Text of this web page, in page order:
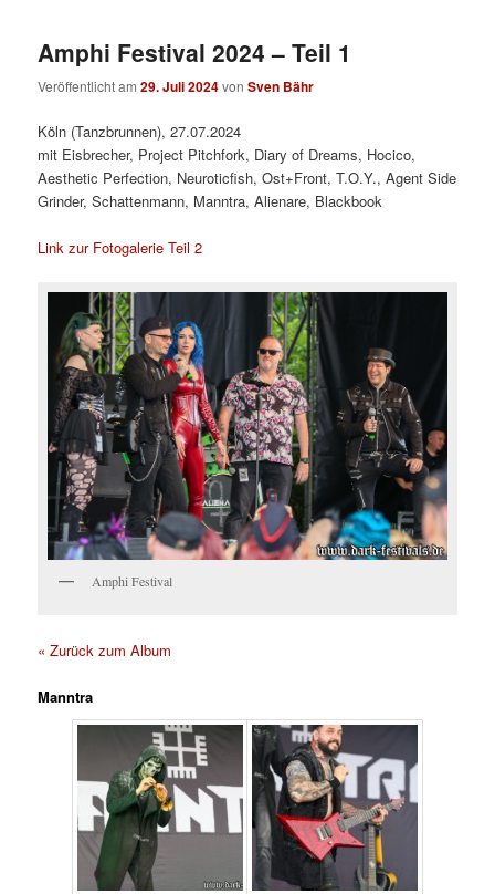
Amphi Festival 2024 – Teil 1
Veröffentlicht am29. Juli 2024vonSven Bähr
Köln (Tanzbrunnen), 27.07.2024
mit Eisbrecher, Project Pitchfork, Diary of Dreams, Hocico,
Aesthetic Perfection, Neuroticfish, Ost+Front, T.O.Y., Agent Side
Grinder, Schattenmann, Manntra, Alienare, Blackbook
Link zur Fotogalerie Teil 2
Amphi Festival
« Zurück zum Album
Manntra